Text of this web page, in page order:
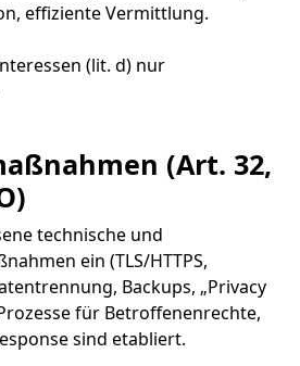
effiziente Vermittlung.
(lit. d) nur
(Art. 32,
technische und
ein (TLS/HTTPS,
Backups, „Privacy
für Betroffenenrechte,
sind etabliert.